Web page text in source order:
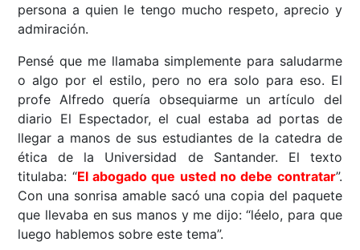
persona a quien le tengo mucho respeto, aprecio y
admiración.
Pensé que me llamaba simplemente para saludarme
o algo por el estilo, pero no era solo para eso. El
profe Alfredo quería obsequiarme un artículo del
diario El Espectador, el cual estaba ad portas de
llegar a manos de sus estudiantes de la catedra de
ética de la Universidad de Santander. El texto
titulaba: “El abogado que usted no debe contratar”.
Con una sonrisa amable sacó una copia del paquete
que llevaba en sus manos y me dijo: “léelo, para que
luego hablemos sobre este tema”.